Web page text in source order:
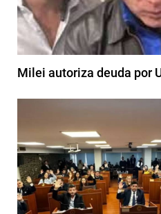
Milei autoriza deuda por